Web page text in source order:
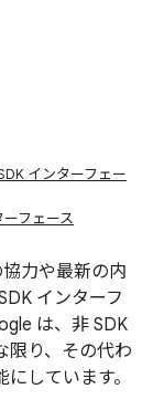
インターフェー
フェース
力や最新の内
インターフ
は、非 SDK
限り、その代わ
しています。